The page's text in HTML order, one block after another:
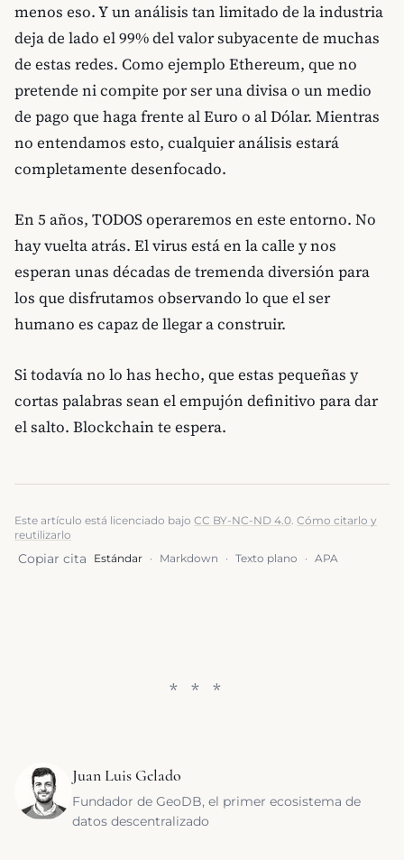
menos eso. Y un análisis tan limitado de la industria
deja de lado el 99% del valor subyacente de muchas
de estas redes. Como ejemplo Ethereum, que no
pretende ni compite por ser una divisa o un medio
de pago que haga frente al Euro o al Dólar. Mientras
no entendamos esto, cualquier análisis estará
completamente desenfocado.
En 5 años, TODOS operaremos en este entorno. No
hay vuelta atrás. El virus está en la calle y nos
esperan unas décadas de tremenda diversión para
los que disfrutamos observando lo que el ser
humano es capaz de llegar a construir.
Si todavía no lo has hecho, que estas pequeñas y
cortas palabras sean el empujón definitivo para dar
el salto. Blockchain te espera.
Este artículo está licenciado bajo CC BY-NC-ND 4.0. Cómo citarlo y
reutilizarlo
Copiar cita Estándar · Markdown · Texto plano · APA
Juan Luis Gelado
Fundador de GeoDB, el primer ecosistema de
datos descentralizado